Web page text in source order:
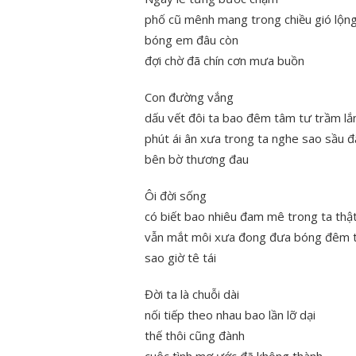
phố cũ mênh mang trong chiều gió
bóng em đâu còn
đợi chờ đã chín cơn mưa buồn
Con đường vắng
dấu vết đôi ta bao đêm tâm tư trầm
phút ái ân xưa trong ta nghe sao sầu
bên bờ thương đau
Ôi đời sống
có biết bao nhiêu đam mê trong ta
vẫn mắt môi xưa đong đưa bóng đêm
sao giờ tê tái
Đời ta là chuỗi dài
nối tiếp theo nhau bao lần lỡ dại
thế thôi cũng đành